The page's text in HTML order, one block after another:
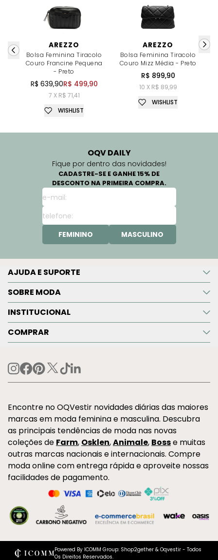
AREZZO
Bolsa Feminina Tiracolo
Couro Francine Pequena
- Preto
R$ 639,90R$ 499,90
7 X R$ 71,41
WISHLIST
AREZZO
Bolsa Feminina Tiracolo
Couro Mizz Média - Preto
R$ 899,90
10 X R$ 89,99
WISHLIST
OQV DAILY
Fique por dentro das novidades!
CADASTRE-SE E GANHE 15% DE
DESCONTO NA PRIMEIRA COMPRA.
FEMININO MASCULINO
AJUDA E SUPORTE
SOBRE MODA
INSTITUCIONAL
COMPRAR
Encontre no OQVestir novidades diárias das maiores
marcas em moda feminina e masculina. Descubra
as principais tendências de moda nas novas
coleções de Farm, Osklen,Animale, Bosse muitas
outras marcas nacionais e internacionais. Compre
moda online com entrega rápida e aproveite nossas
facilidades de pagamento.
Powered By ICOMM Group: Shop2gether & Oqvestir - Todos
Os Direitos Reservados.